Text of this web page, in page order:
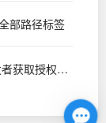
部路径标签
【vod】版块授权KEY不正确,请联系开发者获取授权KEY~!